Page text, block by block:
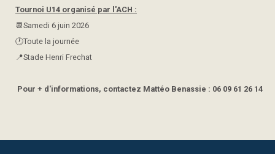
Tournoi U14 organisé par l'ACH :
📆Samedi 6 juin 2026
🕐​Toute la journée
📍Stade Henri Frechat
Pour + d'informations, contactez Mattéo Benassie : 06 09 61 26 14